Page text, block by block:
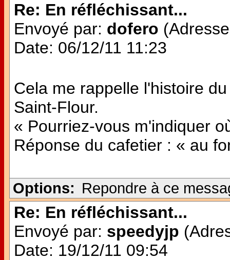
Re: En réfléchissant...
Envoyé par: dofero
Date: 06/12/11 11:23
Cela me rappelle l'histoire
Saint-Flour.
« Pourriez-vous m'indiquer
Réponse du cafetier : « au
Options: Repondre à ce
Re: En réfléchissant...
Envoyé par: speedyjp
Date: 19/12/11 09:54